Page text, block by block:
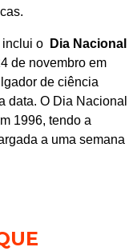
inclui o
Dia Nacional
de novembro em
de ciência
data. O Dia Nacional
1996, tendo a
a uma semana